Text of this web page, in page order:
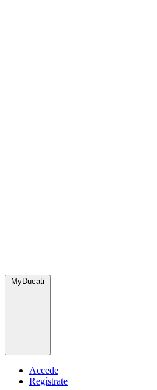
MyDucati
Accede
Regístrate